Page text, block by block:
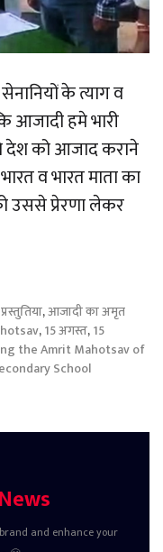
के त्याग व
आजादी हमे भारी
देश को आजाद कराने
व भारत माता का
उससे प्रेरणा लेकर
,आजादी का अमृत
,15 अगस्त,15
the Amrit Mahotsav of
School
and enhance your